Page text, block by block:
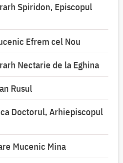
Spiridon, Episcopul
Efrem cel Nou
Nectarie de la Eghina
Rusul
Doctorul, Arhiepiscopul
Mucenic Mina